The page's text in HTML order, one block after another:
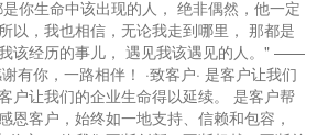
你生命中该出现的人， 绝非偶然，他一定
以，我也相信，无论我走到哪里， 那都是
该经历的事儿， 遇见我该遇见的人。" ——
有你，一路相伴！ ·致客户· 是客户让我们
户让我们的企业生命得以延续。 是客户帮
恩客户，始终如一地支持、信赖和包容，